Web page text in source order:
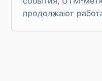
продолжают